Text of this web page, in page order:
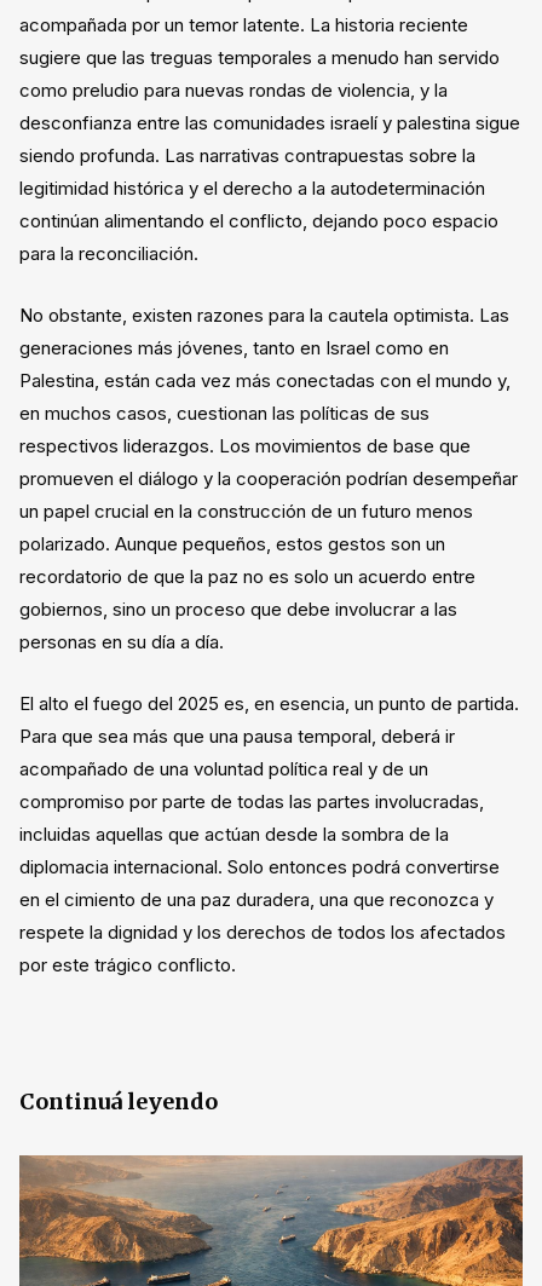
acompañada por un temor latente. La historia reciente
sugiere que las treguas temporales a menudo han servido
como preludio para nuevas rondas de violencia, y la
desconfianza entre las comunidades israelí y palestina sigue
siendo profunda. Las narrativas contrapuestas sobre la
legitimidad histórica y el derecho a la autodeterminación
continúan alimentando el conflicto, dejando poco espacio
para la reconciliación.
No obstante, existen razones para la cautela optimista. Las
generaciones más jóvenes, tanto en Israel como en
Palestina, están cada vez más conectadas con el mundo y,
en muchos casos, cuestionan las políticas de sus
respectivos liderazgos. Los movimientos de base que
promueven el diálogo y la cooperación podrían desempeñar
un papel crucial en la construcción de un futuro menos
polarizado. Aunque pequeños, estos gestos son un
recordatorio de que la paz no es solo un acuerdo entre
gobiernos, sino un proceso que debe involucrar a las
personas en su día a día.
El alto el fuego del 2025 es, en esencia, un punto de partida.
Para que sea más que una pausa temporal, deberá ir
acompañado de una voluntad política real y de un
compromiso por parte de todas las partes involucradas,
incluidas aquellas que actúan desde la sombra de la
diplomacia internacional. Solo entonces podrá convertirse
en el cimiento de una paz duradera, una que reconozca y
respete la dignidad y los derechos de todos los afectados
por este trágico conflicto.
Continuá leyendo